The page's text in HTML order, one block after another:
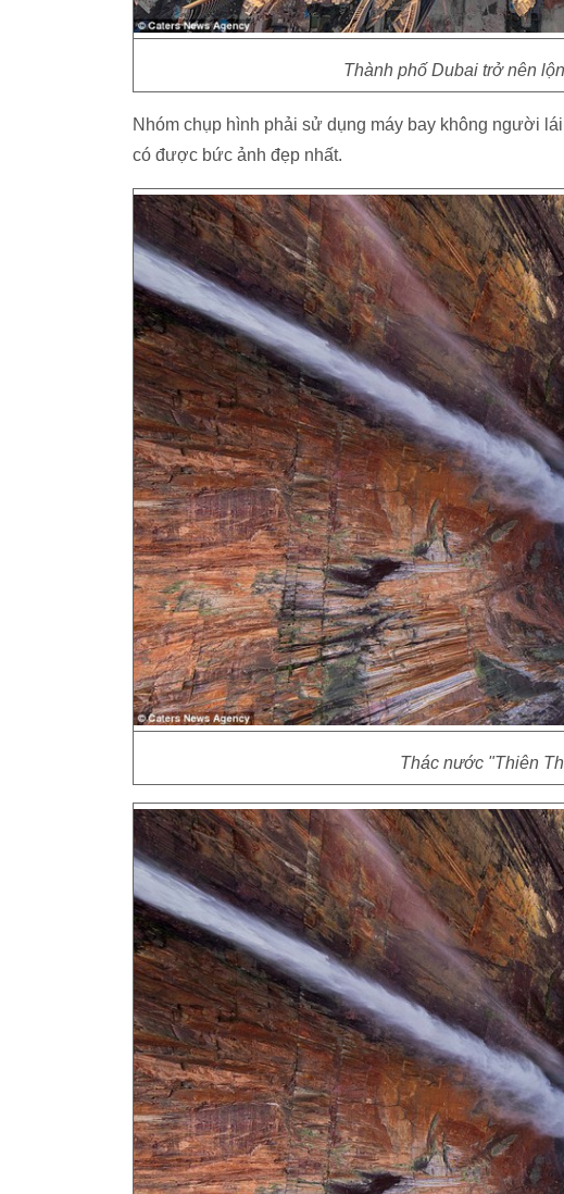
Thành phố Dubai trở nên
Nhóm chụp hình phải sử dụng máy bay không người
có được bức ảnh đẹp nhất.
Thác nước "Thiên